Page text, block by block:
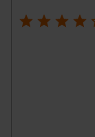
1 2 3 4 5